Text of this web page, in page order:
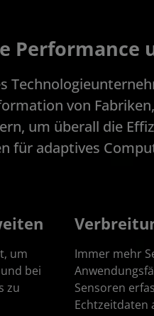
Performance
von
um überall die
für adaptives
um
bei
zu
Immer mehr
Sensoren
Echtzeitdaten